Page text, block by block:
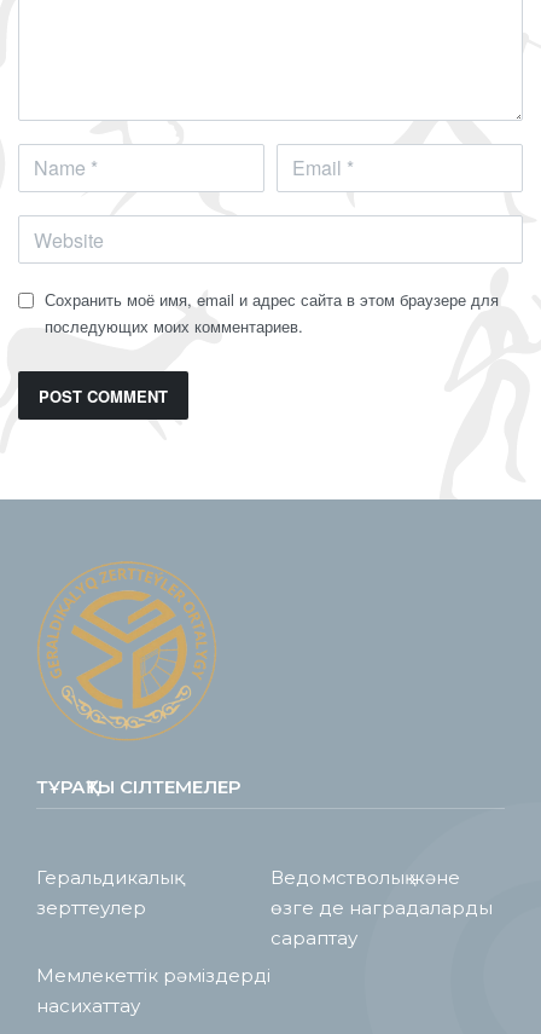
Сохранить моё имя, email и адрес сайта в этом браузере для
последующих моих комментариев.
ТҰРАҚТЫ СІЛТЕМЕЛЕР
Геральдикалық
зерттеулер
Ведомстволық және
өзге де наградаларды
сараптау
Мемлекеттік рәміздерді
насихаттау